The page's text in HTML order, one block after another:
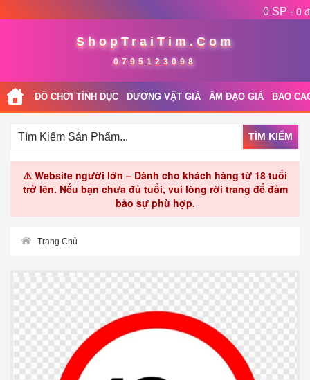
0 SP - 0 đ
ShopTraiTim.Com
0795123098
ĐỒ CHƠI TÌNH DỤC DƯƠNG VẬT GIẢ ÂM ĐẠO GIẢ BAO
TÌM KIẾM
⚠️ Website người lớn – Dành cho khách hàng từ 18 tuổi
trở lên. Nếu bạn chưa đủ tuổi, vui lòng rời trang để đảm
bảo sự phù hợp.
Trang Chủ